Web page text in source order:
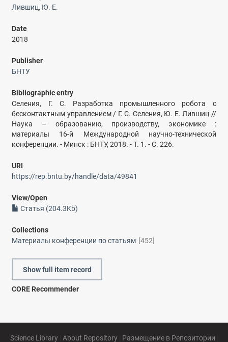
Лившиц, Ю. Е.
Date
2018
Publisher
БНТУ
Bibliographic entry
Селения, Г. С. Разработка промышленного робота с
бесконтактным управлением / Г. С. Селения, Ю. Е. Лившиц //
Наука – образованию, производству, экономике :
материалы 16-й Международной научно-технической
конференции. - Минск : БНТУ, 2018. - Т. 1. - С. 226.
URI
https://rep.bntu.by/handle/data/49841
View/Open
Статья (204.3Kb)
Collections
Материалы конференции по статьям [452]
Show full item record
CORE Recommender
Science Library| About Repository| Размещение в Репозитории